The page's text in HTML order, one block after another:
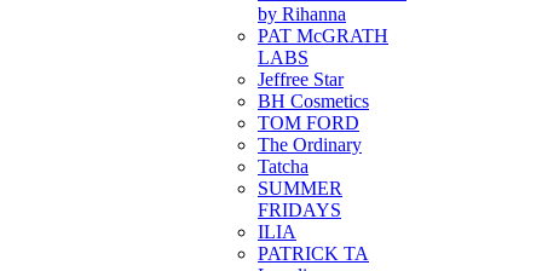
by Rihanna
PAT McGRATH
LABS
Jeffree Star
BH Cosmetics
TOM FORD
The Ordinary
Tatcha
SUMMER
FRIDAYS
ILIA
PATRICK TA